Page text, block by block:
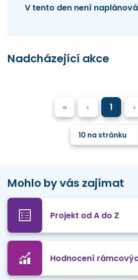
V tento den není
Nadcházející akce
« ‹ 1 ›
10 na stránku
Mohlo by vás zajímat
Projekt od A do Z
Hodnocení